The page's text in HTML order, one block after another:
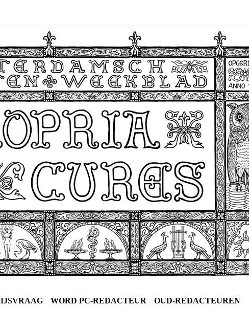
WORD PC-REDACTEUR OUD-REDACTEUREN